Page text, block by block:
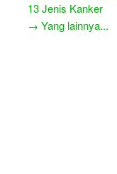
13 Jenis Kanker
→ Yang lainnya...